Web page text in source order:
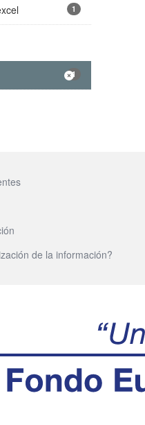
1
1
de la información?